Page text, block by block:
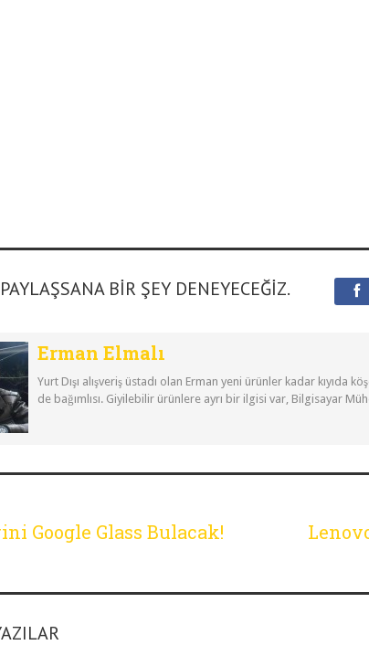
BIR ŞEY DENEYECEĞIZ.
Erman Elmalı
Yurt Dışı alışveriş üstadı olan Erman yeni ürünler kadar kıyıda
de bağımlısı. Giyilebilir ürünlere ayrı bir ilgisi var, Bilgisayar
Google Glass Bulacak!